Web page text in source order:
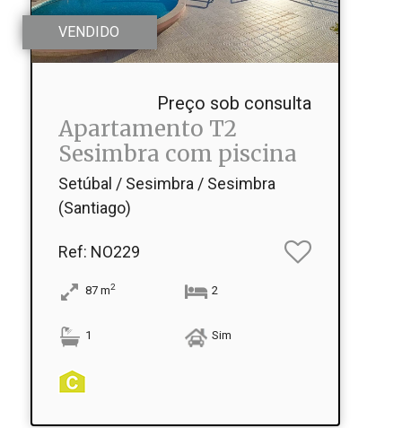
VENDIDO
Preço sob consulta
Apartamento T2
Sesimbra com piscina
Setúbal / Sesimbra / Sesimbra
(Santiago)
Ref: NO229
87m2 2
1 Sim